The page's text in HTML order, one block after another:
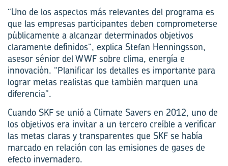
“Uno de los aspectos más relevantes del programa es
que las empresas participantes deben comprometerse
públicamente a alcanzar determinados objetivos
claramente definidos”, explica Stefan Henningsson,
asesor sénior del WWF sobre clima, energía e
innovación. “Planificar los detalles es importante para
lograr metas realistas que también marquen una
diferencia”.
Cuando SKF se unió a Climate Savers en 2012, uno de
los objetivos era invitar a un tercero creíble a verificar
las metas claras y transparentes que SKF se había
marcado en relación con las emisiones de gases de
efecto invernadero.